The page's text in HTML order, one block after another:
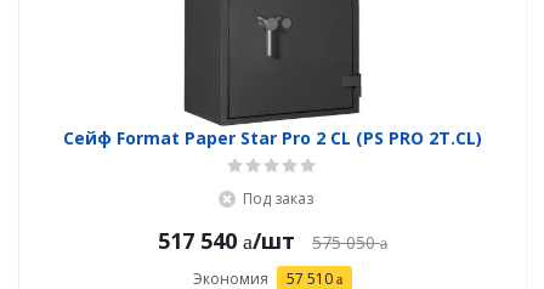
Сейф Format Paper Star Pro 2 CL (PS PRO 2Т.CL)
Под заказ
517 540 /шт 575 050
Экономия 57 510